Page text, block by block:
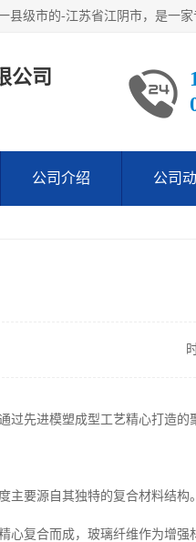
公司
公司介绍 公司
过先进模塑成型工艺精心打造
主要源自其独特的复合材料结构。
心复合而成，玻璃纤维作为增强